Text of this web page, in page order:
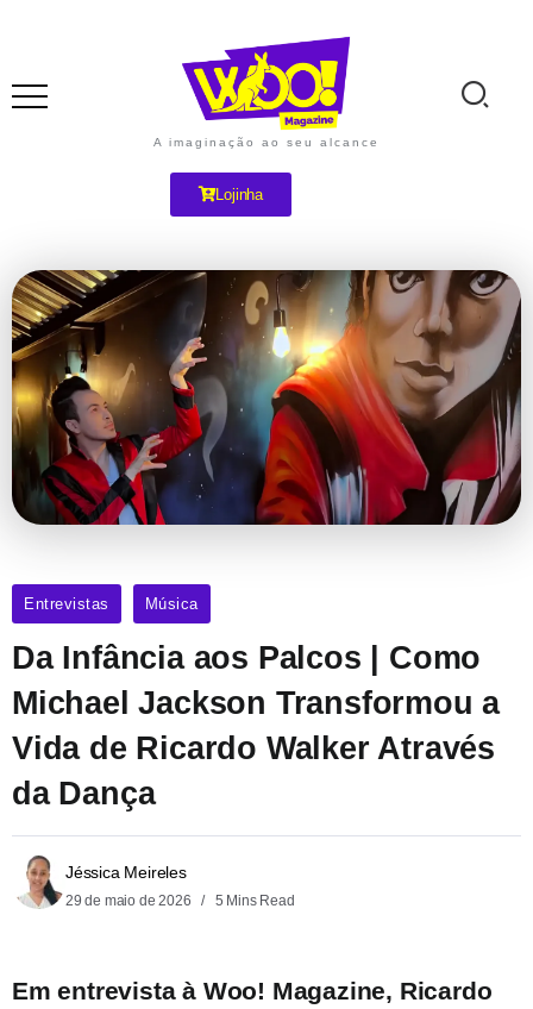
A imaginação ao seu alcance
Lojinha
Entrevistas Música
Da Infância aos Palcos | Como
Michael Jackson Transformou a
Vida de Ricardo Walker Através
da Dança
Jéssica Meireles
29 de maio de 2026 5 Mins Read
Em entrevista à Woo! Magazine, Ricardo